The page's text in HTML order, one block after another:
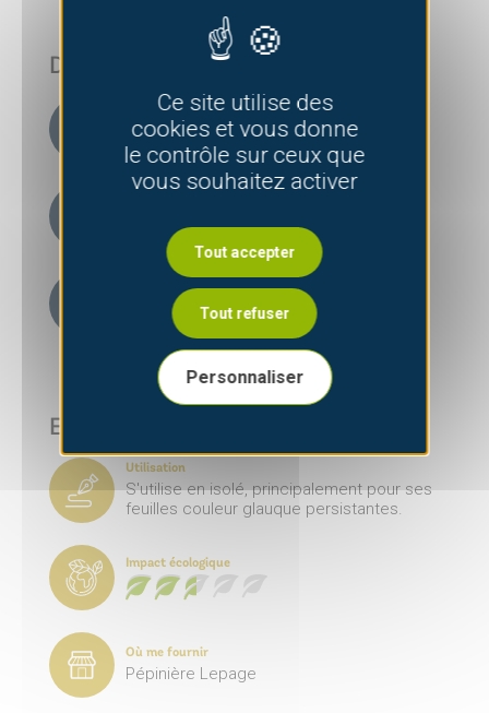
Dans mon jardin
Exposition
soleil
Caractéristique du sol
acide et drainant
En pratique
Utilisation
S'utilise en isolé, principalement pour ses
feuilles couleur glauque persistantes.
Impact écologique
Où me fournir
Pépinière Lepage
Ce site utilise des
cookies et vous donne
le contrôle sur ceux que
vous souhaitez activer
Tout accepter
Tout refuser
Personnaliser